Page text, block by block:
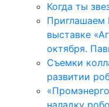
Когда ты
Приглашаем
выставке
октября.
Съемки
развитии
наладку